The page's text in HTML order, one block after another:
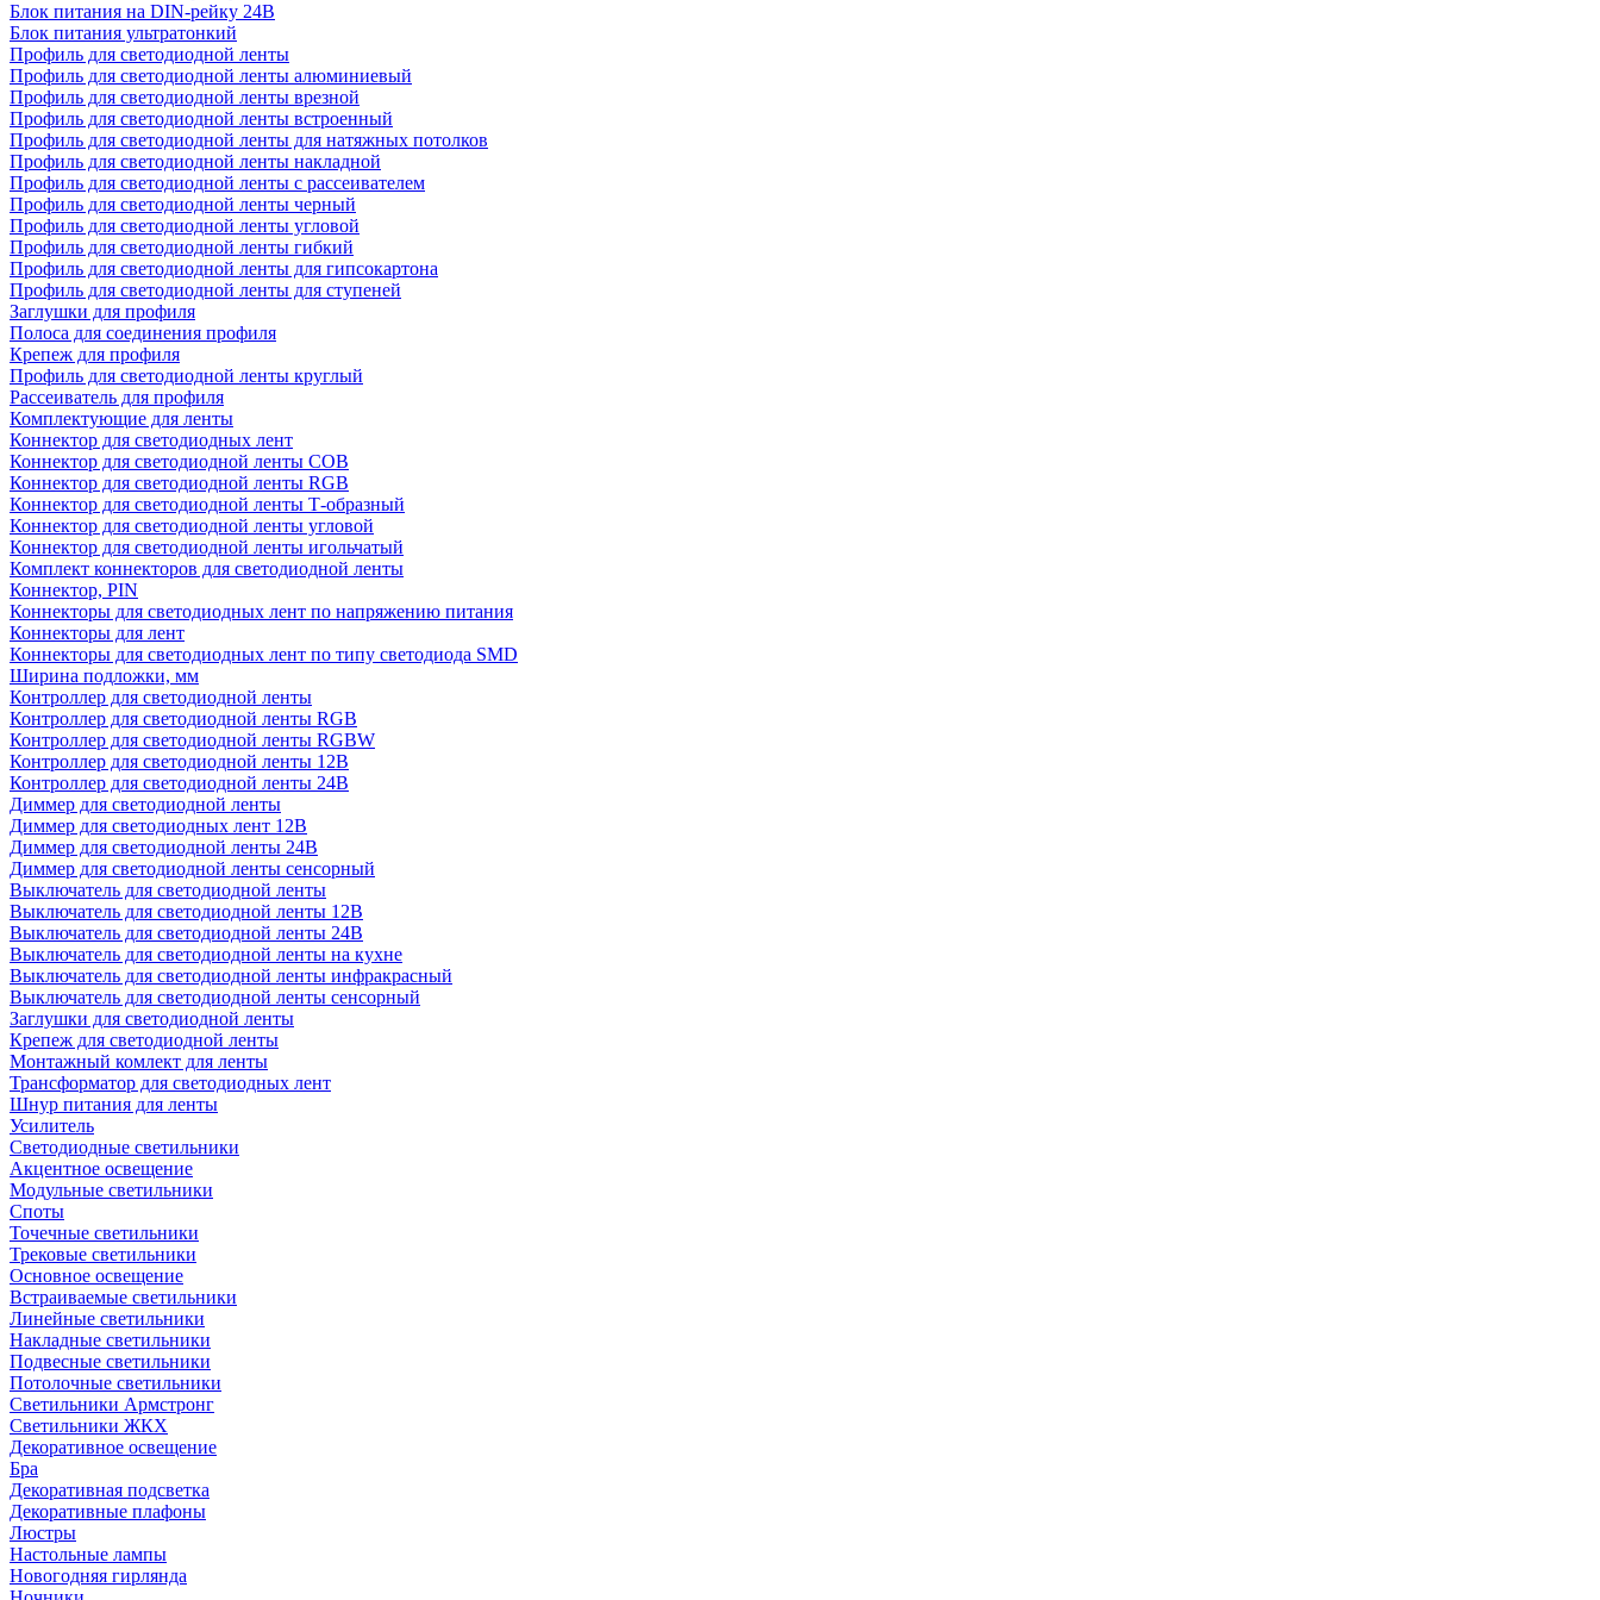
Блок питания на DIN-рейку 24В
Блок питания ультратонкий
Профиль для светодиодной ленты
Профиль для светодиодной ленты алюминиевый
Профиль для светодиодной ленты врезной
Профиль для светодиодной ленты встроенный
Профиль для светодиодной ленты для натяжных потолков
Профиль для светодиодной ленты накладной
Профиль для светодиодной ленты с рассеивателем
Профиль для светодиодной ленты черный
Профиль для светодиодной ленты угловой
Профиль для светодиодной ленты гибкий
Профиль для светодиодной ленты для гипсокартона
Профиль для светодиодной ленты для ступеней
Заглушки для профиля
Полоса для соединения профиля
Крепеж для профиля
Профиль для светодиодной ленты круглый
Рассеиватель для профиля
Комплектующие для ленты
Коннектор для светодиодных лент
Коннектор для светодиодной ленты COB
Коннектор для светодиодной ленты RGB
Коннектор для светодиодной ленты Т-образный
Коннектор для светодиодной ленты угловой
Коннектор для светодиодной ленты игольчатый
Комплект коннекторов для светодиодной ленты
Коннектор, PIN
Коннекторы для светодиодных лент по напряжению питания
Коннекторы для лент
Коннекторы для светодиодных лент по типу светодиода SMD
Ширина подложки, мм
Контроллер для светодиодной ленты
Контроллер для светодиодной ленты RGB
Контроллер для светодиодной ленты RGBW
Контроллер для светодиодной ленты 12В
Контроллер для светодиодной ленты 24В
Диммер для светодиодной ленты
Диммер для светодиодных лент 12В
Диммер для светодиодной ленты 24В
Диммер для светодиодной ленты сенсорный
Выключатель для светодиодной ленты
Выключатель для светодиодной ленты 12В
Выключатель для светодиодной ленты 24В
Выключатель для светодиодной ленты на кухне
Выключатель для светодиодной ленты инфракрасный
Выключатель для светодиодной ленты сенсорный
Заглушки для светодиодной ленты
Крепеж для светодиодной ленты
Монтажный комлект для ленты
Трансформатор для светодиодных лент
Шнур питания для ленты
Усилитель
Светодиодные светильники
Акцентное освещение
Модульные светильники
Споты
Точечные светильники
Трековые светильники
Основное освещение
Встраиваемые светильники
Линейные светильники
Накладные светильники
Подвесные светильники
Потолочные светильники
Светильники Армстронг
Светильники ЖКХ
Декоративное освещение
Бра
Декоративная подсветка
Декоративные плафоны
Люстры
Настольные лампы
Новогодняя гирлянда